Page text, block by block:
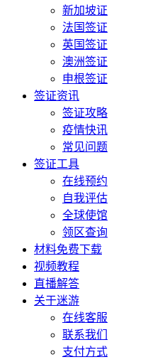
新加坡证
法国签证
英国签证
澳洲签证
申根签证
签证资讯
签证攻略
疫情快讯
常见问题
签证工具
在线预约
自我评估
全球使馆
领区查询
材料免费下载
视频教程
直播解答
关于迷游
在线客服
联系我们
支付方式